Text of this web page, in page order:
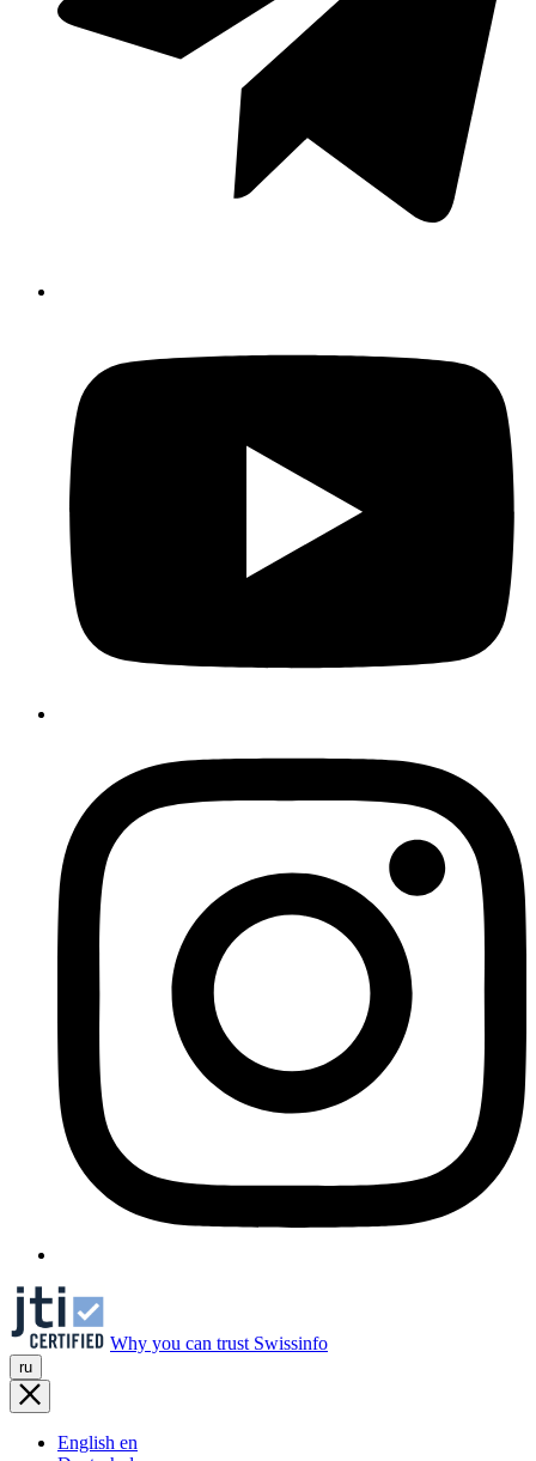
Why you can trust Swissinfo
ru
English en